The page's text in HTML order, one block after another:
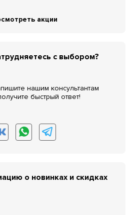
акции
с выбором?
нашим консультантам
быстрый ответ!
о новинках и скидках